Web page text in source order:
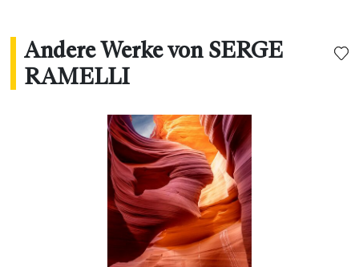
Andere Werke von SERGE
RAMELLI